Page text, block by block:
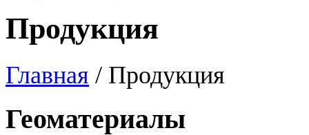
Продукция
Главная / Продукция
Геоматериалы